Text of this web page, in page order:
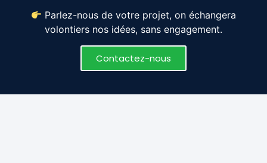
Parlez-nous de votre projet, on échangera
volontiers nos idées, sans engagement.
Contactez-nous